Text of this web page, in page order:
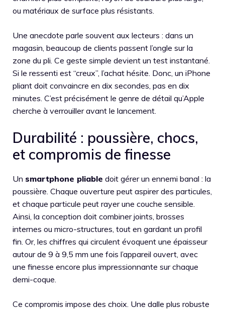
ou matériaux de surface plus résistants.
Une anecdote parle souvent aux lecteurs : dans un
magasin, beaucoup de clients passent l’ongle sur la
zone du pli. Ce geste simple devient un test instantané.
Si le ressenti est “creux”, l’achat hésite. Donc, un iPhone
pliant doit convaincre en dix secondes, pas en dix
minutes. C’est précisément le genre de détail qu’Apple
cherche à verrouiller avant le lancement.
Durabilité : poussière, chocs,
et compromis de finesse
Un smartphone pliable doit gérer un ennemi banal : la
poussière. Chaque ouverture peut aspirer des particules,
et chaque particule peut rayer une couche sensible.
Ainsi, la conception doit combiner joints, brosses
internes ou micro-structures, tout en gardant un profil
fin. Or, les chiffres qui circulent évoquent une épaisseur
autour de 9 à 9,5 mm une fois l’appareil ouvert, avec
une finesse encore plus impressionnante sur chaque
demi-coque.
Ce compromis impose des choix. Une dalle plus robuste